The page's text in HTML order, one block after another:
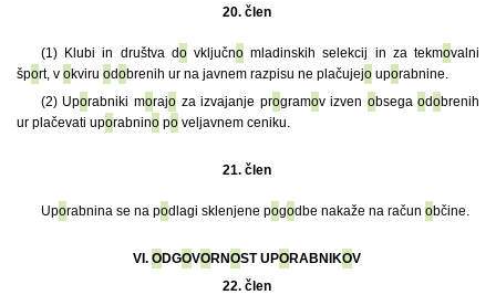
20. člen
(1) Klubi in društva dovključnomladinskih selekcij in za tekmovalni
šport, v okviru odobrenih ur na javnem razpisu ne plačujejo uporabnine.
(2) Uporabniki morajo za izvajanje programov izven obsegaodobrenih
ur plačevati uporabnino po veljavnem ceniku.
21. člen
Uporabnina se na podlagi sklenjene pogodbe nakaže na račun občine.
VI. ODGOVORNOST UPORABNIKOV
22. člen